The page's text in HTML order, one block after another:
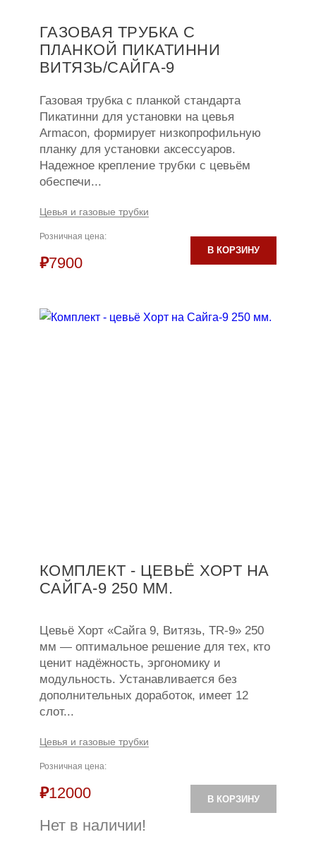
ГАЗОВАЯ ТРУБКА С
ПЛАНКОЙ ПИКАТИННИ
ВИТЯЗЬ/САЙГА-9
Газовая трубка с планкой стандарта
Пикатинни для установки на цевья
Armacon, формирует низкопрофильную
планку для установки аксессуаров.
Надежное крепление трубки с цевьём
обеспечи...
Цевья и газовые трубки
Розничная цена:
₽7900
В КОРЗИНУ
КОМПЛЕКТ - ЦЕВЬЁ ХОРТ НА
САЙГА-9 250 ММ.
Цевьё Хорт «Сайга 9, Витязь, TR-9» 250
мм — оптимальное решение для тех, кто
ценит надёжность, эргономику и
модульность. Устанавливается без
дополнительных доработок, имеет 12
слот...
Цевья и газовые трубки
Розничная цена:
₽12000
Нет в наличии!
В КОРЗИНУ